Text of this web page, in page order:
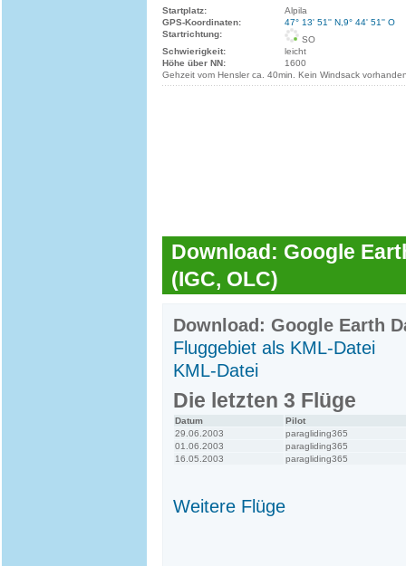
Startplatz:
Alpila
GPS-Koordinaten:
47° 13' 51'' N,9° 44' 51'' O
Startrichtung:
SO
Schwierigkeit:
leicht
Höhe über NN:
1600
Gehzeit vom Hensler ca. 40min. Kein Windsack
Download: Google
(IGC, OLC)
Download: Google Earth
Fluggebiet als KML-Datei
KML-Datei
Die letzten 3 Flüge
Datum
Pilot
29.06.2003
paragliding365
01.06.2003
paragliding365
16.05.2003
paragliding365
Weitere Flüge